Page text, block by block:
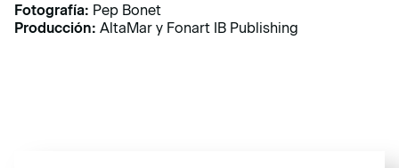
Fotografía: Pep Bonet
Producción: AltaMar y Fonart IB Publishing